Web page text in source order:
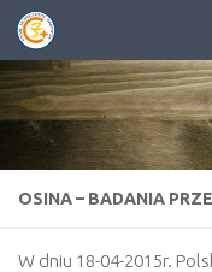
Przejdź do treści
OSINA – BADANIA
W dniu 18-04-2015r.